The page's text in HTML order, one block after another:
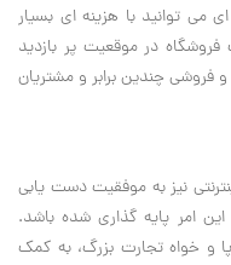
می توانید با هزینه ای بسیار
فروشگاه در موقعیت پر بازدید
و فروشی چندین برابر و مشتریان
نیز به موفقیت دست یابی
امر پایه گذاری شده باشد.
پا و خواه تجارت بزرگ، به کمک